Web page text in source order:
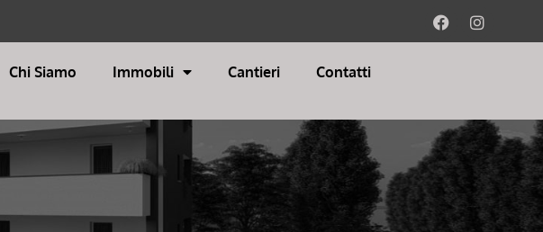
Chi Siamo Immobili Cantieri Contatti